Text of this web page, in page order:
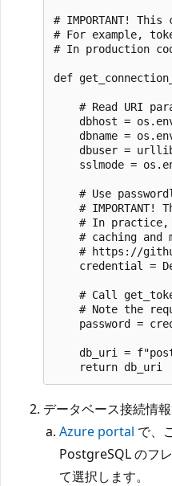
# IMPORTANT!
# For example,
# In production
def
# Read URI
dbhost =
dbname =
dbuser =
sslmode =
# Use
# IMPORTANT!
# In
# caching and
# https://
credential =
# Call
# Note the
password =
db_uri =
データベース接続情報
Azure portal で、
PostgreSQL のフ
て選択します。